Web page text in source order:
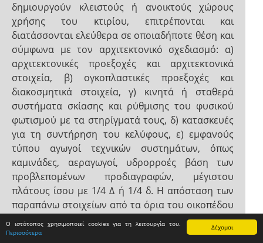
Δέχομαι
Ο ιστότοπος χρησιμοποιεί cookies για τη λειτουργία του.
Περισσότερα
δημιουργούν κλειστούς ή ανοικτούς χώρους
χρήσης του κτιρίου, επιτρέπονται και
διατάσσονται ελεύθερα σε οποιαδήποτε θέση και
σύμφωνα με τον αρχιτεκτονικό σχεδιασμό: α)
αρχιτεκτονικές προεξοχές και αρχιτεκτονικά
στοιχεία, β) ογκοπλαστικές προεξοχές και
διακοσμητικά στοιχεία, γ) κινητά ή σταθερά
συστήματα σκίασης και ρύθμισης του φυσικού
φωτισμού με τα στηρίγματά τους, δ) κατασκευές
για τη συντήρηση του κελύφους, ε) εμφανούς
τύπου αγωγοί τεχνικών συστημάτων, όπως
καμινάδες, αεραγωγοί, υδρορροές βάση των
προβλεπομένων προδιαγραφών, μέγιστου
πλάτους ίσου με 1/4 Δ ή 1/4 δ. Η απόσταση των
παραπάνω στοιχείων από τα όρια του οικοπέδου
δεν μπορεί να είναι μικρότερη του 1,00 μ.. 2.
Εξώστες και στεγασμένοι χώροι κτιρίων με τυχόν